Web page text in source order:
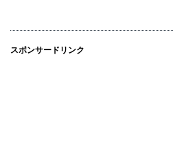
スポンサードリンク